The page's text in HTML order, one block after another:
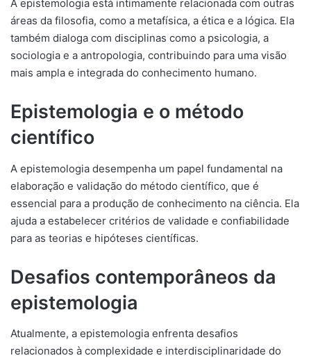
A epistemologia está intimamente relacionada com outras
áreas da filosofia, como a metafísica, a ética e a lógica. Ela
também dialoga com disciplinas como a psicologia, a
sociologia e a antropologia, contribuindo para uma visão
mais ampla e integrada do conhecimento humano.
Epistemologia e o método
científico
A epistemologia desempenha um papel fundamental na
elaboração e validação do método científico, que é
essencial para a produção de conhecimento na ciência. Ela
ajuda a estabelecer critérios de validade e confiabilidade
para as teorias e hipóteses científicas.
Desafios contemporâneos da
epistemologia
Atualmente, a epistemologia enfrenta desafios
relacionados à complexidade e interdisciplinaridade do